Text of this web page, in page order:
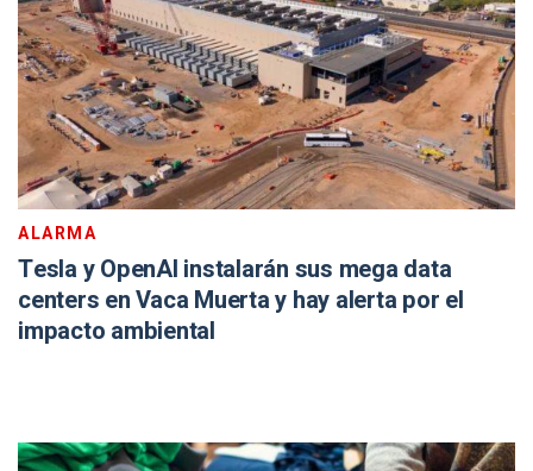
ALARMA
Tesla y OpenAI instalarán sus mega data
centers en Vaca Muerta y hay alerta por el
impacto ambiental